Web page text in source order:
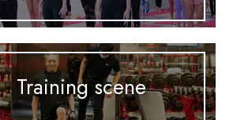
Training scene